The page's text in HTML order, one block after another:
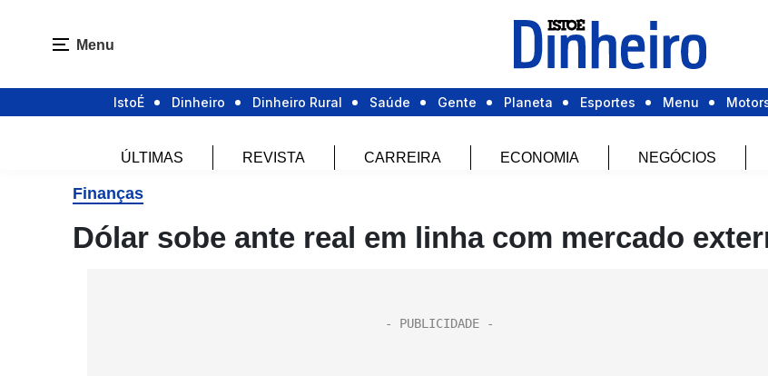
Menu
IstoÉ Dinheiro Dinheiro Rural Saúde Gente Planeta Esportes Menu
ÚLTIMAS REVISTA CARREIRA ECONOMIA NEGÓCIOS
Finanças
Dólar sobe ante real em linha com mercado